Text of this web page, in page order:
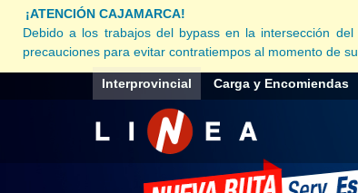
¡ATENCIÓN CAJAMARCA!
Debido a los trabajos del bypass en la intersección del
precauciones para evitar contratiempos al momento de
Interprovincial Carga y Encomiendas